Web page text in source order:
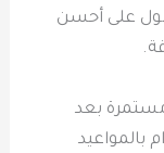
على أحسن
بعد
بالمواعيد